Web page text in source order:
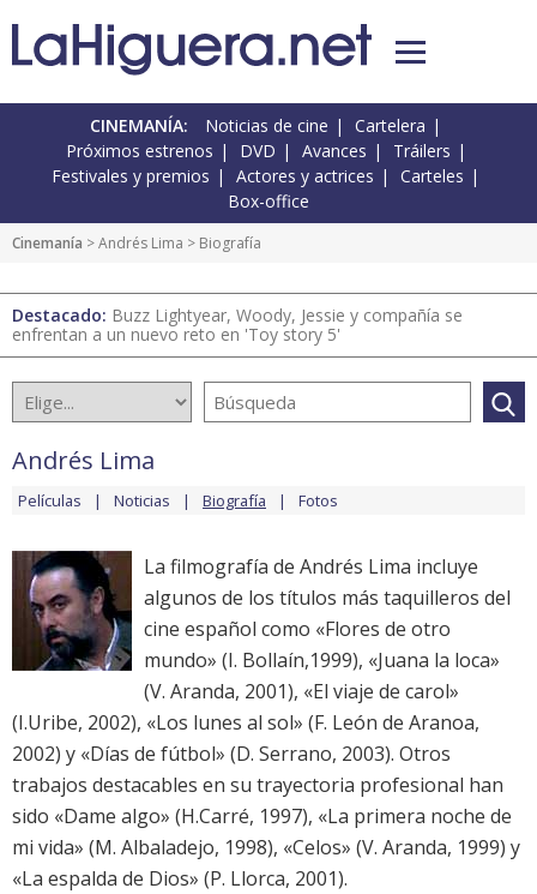
CINEMANÍA: Noticias de cine
Cartelera
Próximos estrenos
DVD Avances
Tráilers
Festivales y premios
Actores y actrices
Carteles
Box-office
Cinemanía >Andrés Lima > Biografía
Destacado: Buzz Lightyear, Woody, Jessie y compañía se
enfrentan a un nuevo reto en 'Toy story 5'
Andrés Lima
Películas Noticias Biografía Fotos
La filmografía de Andrés Lima incluye
algunos de los títulos más taquilleros del
cine español como «Flores de otro
mundo» (I. Bollaín,1999), «Juana la loca»
(V. Aranda, 2001), «El viaje de carol»
(I.Uribe, 2002), «Los lunes al sol» (F. León de Aranoa,
2002) y «Días de fútbol» (D. Serrano, 2003). Otros
trabajos destacables en su trayectoria profesional han
sido «Dame algo» (H.Carré, 1997), «La primera noche de
mi vida» (M. Albaladejo, 1998), «Celos» (V. Aranda, 1999) y
«La espalda de Dios» (P. Llorca, 2001).